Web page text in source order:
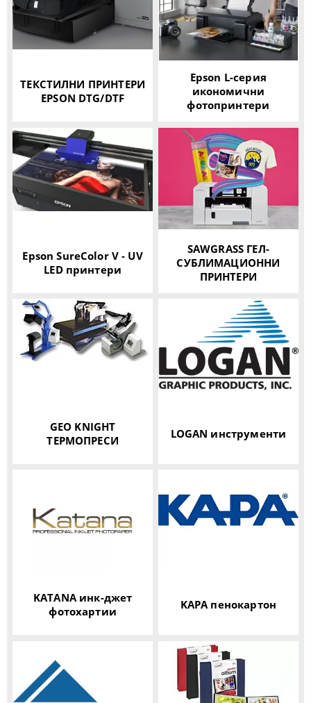
ТЕКСТИЛНИ ПРИНТЕРИ
EPSON DTG/DTF
Epson L-серия
икономични
фотопринтери
Epson SureColor V - UV
LED принтери
SAWGRASS ГЕЛ-
СУБЛИМАЦИОННИ
ПРИНТЕРИ
GEO KNIGHT
ТЕРМОПРЕСИ
LOGAN инструменти
KATANA инк-джет
фотохартии
KAPA пенокартон